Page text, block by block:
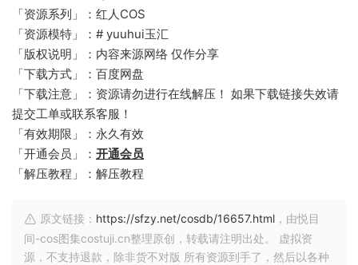
「资源系列」：红人COS
「资源模特」：# yuuhui玉汇
「版权说明」：内容来源网络 仅作分享
「下载方式」：百度网盘
「下载注意」：资源请勿进行在线解压！ 如果下载链接失效请
提交工单或联系客服！
「有效期限」：永久有效
「开通会员」： 开通会员
「解压教程」：解压教程
原文链接： https://sfzy.net/cosdb/16657.html ，由悦目
间-cos图集costuji.cn整理原创，转载请注明出处。 虚拟资
源，不支持退款，除非货不对版 所有资源到手了，然后以各种